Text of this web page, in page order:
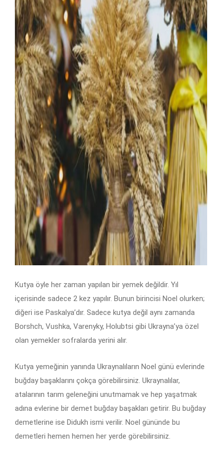
Kutya öyle her zaman yapılan bir yemek değildir. Yıl
içerisinde sadece 2 kez yapılır. Bunun birincisi Noel olurken;
diğeri ise Paskalya’dır. Sadece kutya değil aynı zamanda
Borshch, Vushka, Varenyky, Holubtsi gibi Ukrayna’ya özel
olan yemekler sofralarda yerini alır.
Kutya yemeğinin yanında Ukraynalıların Noel günü evlerinde
buğday başaklarını çokça görebilirsiniz. Ukraynalılar,
atalarının tarım geleneğini unutmamak ve hep yaşatmak
adına evlerine bir demet buğday başakları getirir. Bu buğday
demetlerine ise Didukh ismi verilir. Noel gününde bu
demetleri hemen hemen her yerde görebilirsiniz.